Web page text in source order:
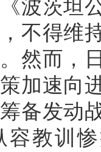
波茨坦
不得维
然而，
加速向
备发动
容教训